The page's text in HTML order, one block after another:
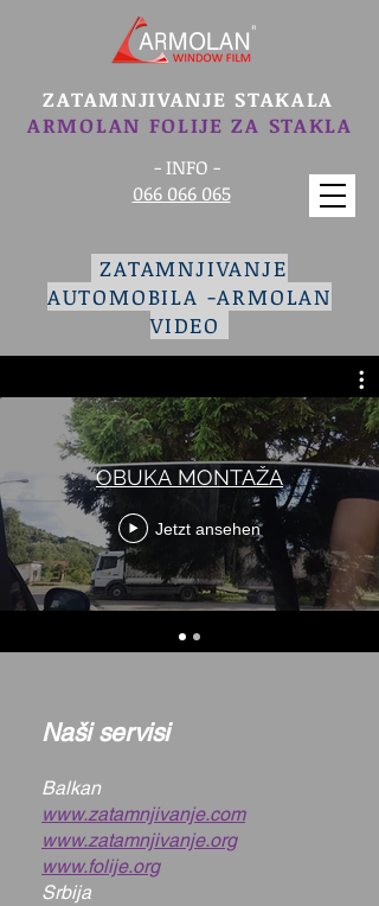
ZATAMNJIVANJE STAKALA
ARMOLAN FOLIJE ZA STAKLA
- INFO -
066 066 065
ZATAMNJIVANJE
AUTOMOBILA -ARMOLAN
VIDEO
OBUKA MONTAŽA
Jetzt ansehen
Naši servisi
Balkan
www.zatamnjivanje.com
www.zatamnjivanje.org
www.folije.org
Srbija